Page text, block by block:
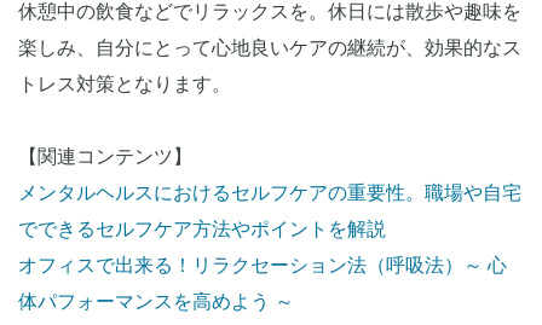
休憩中の飲食などでリラックスを。休日には散歩や趣味を
楽しみ、自分にとって心地良いケアの継続が、効果的なス
トレス対策となります。
【関連コンテンツ】
メンタルヘルスにおけるセルフケアの重要性。職場や自宅
でできるセルフケア方法やポイントを解説
オフィスで出来る！リラクセーション法（呼吸法）～ 心
体パフォーマンスを高めよう ～